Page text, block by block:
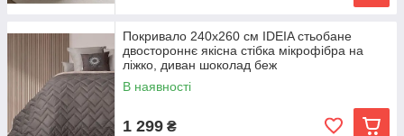
Покривало 240х260 см IDEIA стьобане
двостороннє якісна стібка мікрофібра на
ліжко, диван шоколад беж
В наявності
1 299 ₴